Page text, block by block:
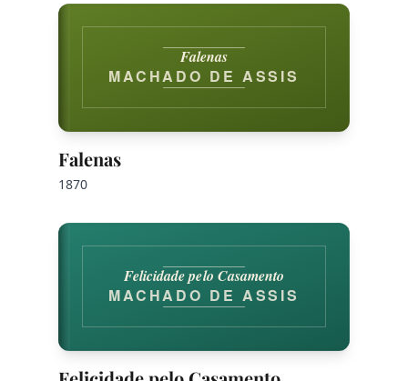
Falenas
MACHADO DE ASSIS
Falenas
1870
Felicidade pelo Casamento
MACHADO DE ASSIS